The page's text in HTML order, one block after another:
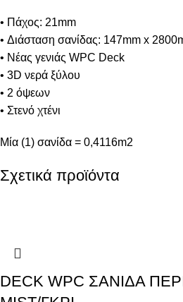
• Πάχος: 21mm
• Διάσταση σανίδας: 147mm x
• Νέας γενιάς WPC Deck
• 3D νερά ξύλου
• 2 όψεων
• Στενό χτένι
Μία (1) σανίδα = 0,4116m2
Σχετικά προϊόντα
DECK WPC ΣΑΝΙΔΑ